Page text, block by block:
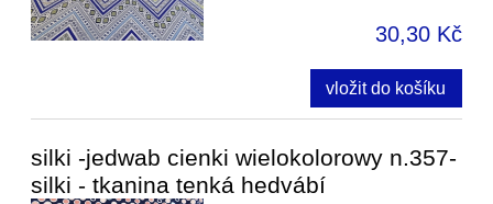
30,30 Kč
vložit do košíku
silki -jedwab cienki wielokolorowy n.357-
silki - tkanina tenká hedvábí